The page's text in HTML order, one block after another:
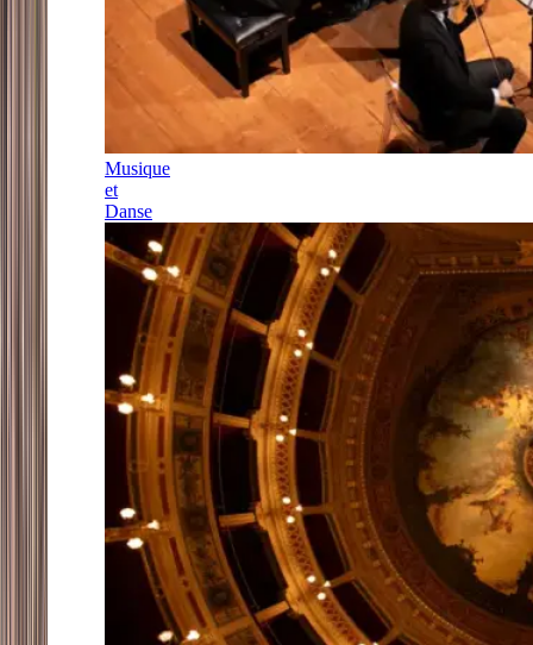
Musique
et
Danse